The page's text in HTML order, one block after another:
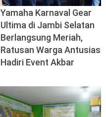
Yamaha Karnaval Gear
Ultima di Jambi Selatan
Berlangsung Meriah,
Ratusan Warga Antusias
Hadiri Event Akbar